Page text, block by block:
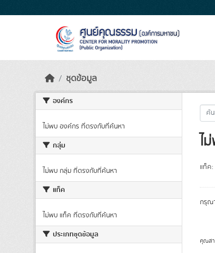
ชุดข้อมูล
องค์กร
ไม่พบ องค์กร ที่ตรงกับที่ค้นหา
กลุ่ม
ไม่พบ กลุ่ม ที่ตรงกับที่ค้นหา
แท็ค
ไม่พบ แท็ค ที่ตรงกับที่ค้นหา
ประเภทชุดข้อมูล
ไ
แท็ค:
กรุณ
คุณสา